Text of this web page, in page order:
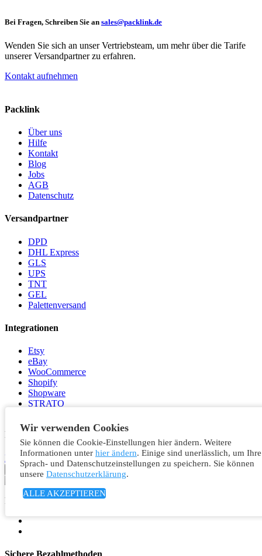
Bei Fragen, Schreiben Sie an sales@packlink.de
Wenden Sie sich an unser Vertriebsteam, um mehr über die Tarife
unserer Versandpartner zu erfahren.
Kontakt aufnehmen
Packlink
Über uns
Hilfe
Kontakt
Blog
Jobs
AGB
Datenschutz
Versandpartner
DPD
DHL Express
GLS
UPS
TNT
GEL
Palettenversand
Integrationen
Etsy
eBay
WooCommerce
Shopify
Shopware
STRATO
Newsletter
Ich nehme zur Kenntnis und bin einverstanden mit der
Datenschutzerklärung.
Anmelden
Folgen Sie uns
Wir verwenden Cookies
Sie können die Cookie-Einstellungen hier ändern. Weitere
Informationen unter hier ändern. Einige sind unerlässlich, um Ihre
Sprach- und Datenschutzeinstellungen zu speichern. Sie können
unsere Datenschutzerklärung.
ALLE AKZEPTIEREN